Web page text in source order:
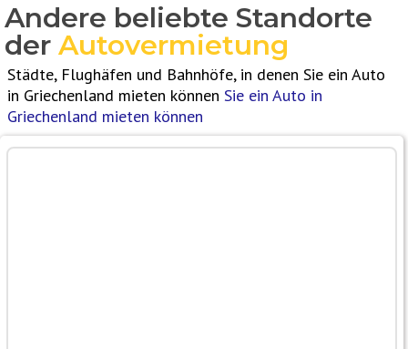
Andere beliebte Standorte
der Autovermietung
Städte, Flughäfen und Bahnhöfe, in denen Sie ein Auto
in Griechenland mieten können Sie ein Auto in
Griechenland mieten können